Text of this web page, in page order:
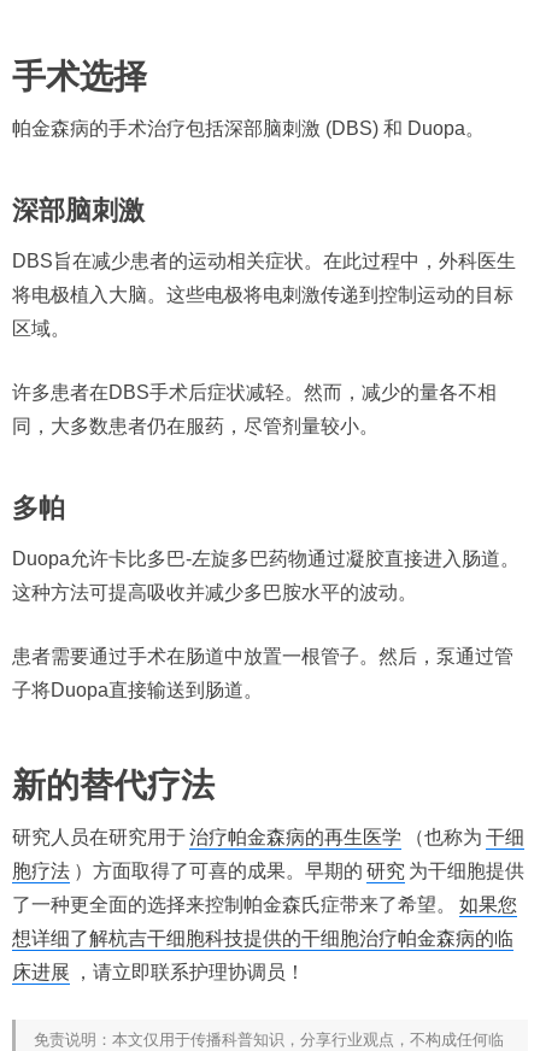
手术选择
帕金森病的手术治疗包括深部脑刺激 (DBS) 和 Duopa。
深部脑刺激
DBS旨在减少患者的运动相关症状。在此过程中，外科医生
将电极植入大脑。这些电极将电刺激传递到控制运动的目标
区域。
许多患者在DBS手术后症状减轻。然而，减少的量各不相
同，大多数患者仍在服药，尽管剂量较小。
多帕
Duopa允许卡比多巴-左旋多巴药物通过凝胶直接进入肠道。
这种方法可提高吸收并减少多巴胺水平的波动。
患者需要通过手术在肠道中放置一根管子。然后，泵通过管
子将Duopa直接输送到肠道。
新的替代疗法
研究人员在研究用于治疗帕金森病的再生医学 （也称为 干细
胞疗法 ）方面取得了可喜的成果。早期的 研究 为干细胞提供
了一种更全面的选择来控制帕金森氏症带来了希望。
如果您
想详细了解杭吉干细胞科技提供的干细胞治疗帕金森病的临
床进展
，请立即联系护理协调员！
免责说明：本文仅用于传播科普知识，分享行业观点，不构成任何临